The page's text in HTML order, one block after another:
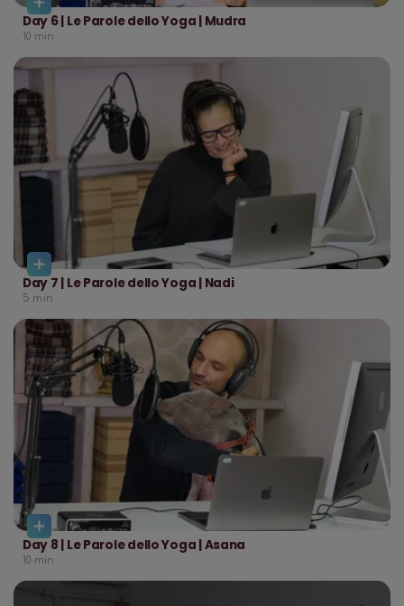
Day 6 | Le Parole dello Yoga | Mudra
10 min
Day 7 | Le Parole dello Yoga | Nadi
5 min
Day 8 | Le Parole dello Yoga | Asana
10 min